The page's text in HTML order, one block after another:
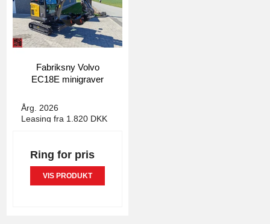
Fabriksny Volvo
EC18E minigraver
Årg. 2026
Leasing fra 1.820 DKK
Ring for pris
VIS PRODUKT